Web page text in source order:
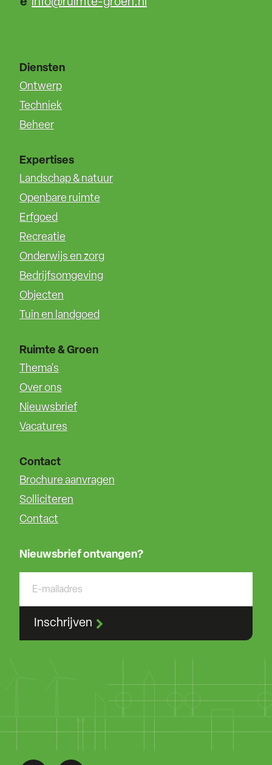
e info@ruimte-groen.nl
Diensten
Ontwerp
Techniek
Beheer
Expertises
Landschap & natuur
Openbare ruimte
Erfgoed
Recreatie
Onderwijs en zorg
Bedrijfsomgeving
Objecten
Tuin en landgoed
Ruimte & Groen
Thema's
Over ons
Nieuwsbrief
Vacatures
Contact
Brochure aanvragen
Solliciteren
Contact
Nieuwsbrief ontvangen?
Inschrijven